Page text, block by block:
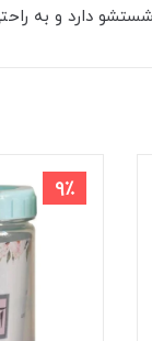
دارد و به
9٪